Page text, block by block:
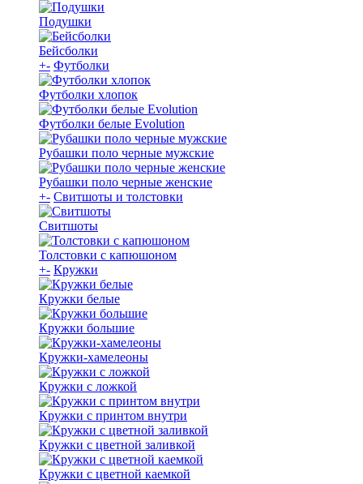
Подушки
Бейсболки
+- Футболки
Футболки хлопок
Футболки белые Evolution
Рубашки поло черные мужские
Рубашки поло черные женские
+- Свитшоты и толстовки
Свитшоты
Толстовки с капюшоном
+- Кружки
Кружки белые
Кружки большие
Кружки-хамелеоны
Кружки с ложкой
Кружки с принтом внутри
Кружки с цветной заливкой
Кружки с цветной каемкой